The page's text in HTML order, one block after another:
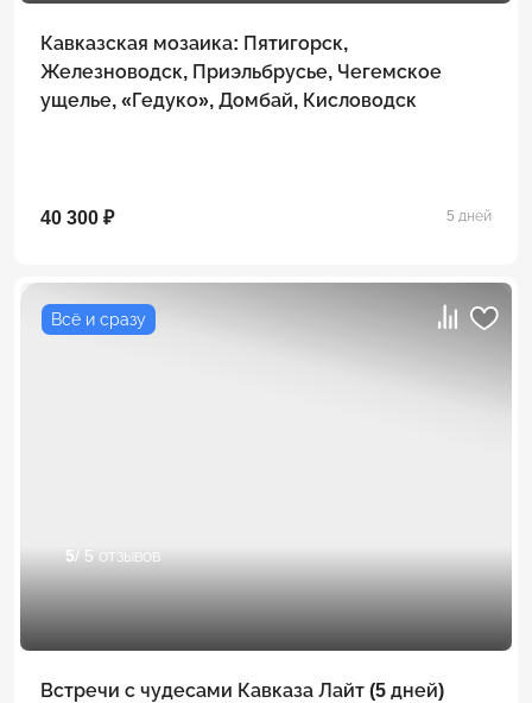
Кавказская мозаика: Пятигорск,
Железноводск, Приэльбрусье, Чегемское
ущелье, «Гедуко», Домбай, Кисловодск
40 300 ₽ 5 дней
Всё и сразу
5/ 5 отзывов
Встречи с чудесами Кавказа Лайт (5 дней)